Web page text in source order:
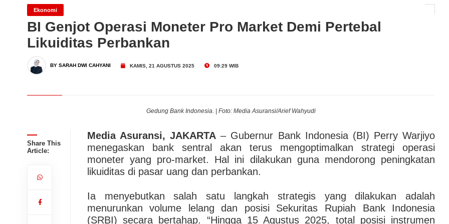
Juni 2026
Dari Konsultasi, Inovasi AI hingga Pendampingan di Rumah Sakit: Halodoc for
Ekonomi
BI Genjot Operasi Moneter Pro Market Demi Pertebal
Likuiditas Perbankan
BY SARAH DWI CAHYANI KAMIS, 21 AGUSTUS 2025 09:29 WIB
Gedung Bank Indonesia. | Foto: Media Asuransi/Arief Wahyudi
Share This
Article:
Media Asuransi, JAKARTA – Gubernur Bank Indonesia (BI) Perry Warjiyo
menegaskan bank sentral akan terus mengoptimalkan strategi operasi
moneter yang pro-market. Hal ini dilakukan guna mendorong peningkatan
likuiditas di pasar uang dan perbankan.
Ia menyebutkan salah satu langkah strategis yang dilakukan adalah
menurunkan volume lelang dan posisi Sekuritas Rupiah Bank Indonesia
(SRBI) secara bertahap. “Hingga 15 Agustus 2025, total posisi instrumen